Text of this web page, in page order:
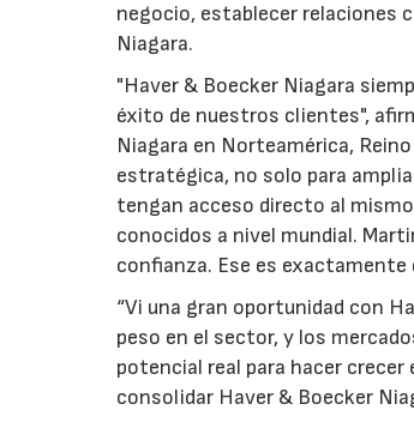
negocio, establecer relaciones
Niagara.
"Haver & Boecker Niagara
éxito de nuestros clientes",
Niagara en Norteamérica,
estratégica, no solo para
tengan acceso directo al
conocidos a nivel mundial.
confianza. Ese es exactamente
“Vi una gran oportunidad con
peso en el sector, y los
potencial real para hacer
consolidar Haver & Boecker